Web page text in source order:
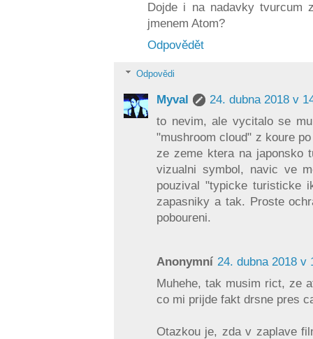
Dojde i na nadavky tvurcum
jmenem Atom?
Odpovědět
Odpovědi
Myval
24. dubna 2018 v
to nevim, ale vycitalo se
"mushroom cloud" z koure
ze zeme ktera na japonsko
vizualni symbol, navic ve
pouzival "typicke turisticke
zapasniky a tak. Proste
poboureni.
Anonymní 24. dubna 2018 v
Muhehe, tak musim rict, ze
co mi prijde fakt drsne pres
Otazkou je, zda v zaplave